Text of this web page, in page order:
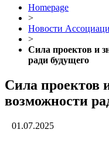
Homepage
>
Новости
>
Сила проектов и
ради будущего
Сила проектов
возможности
01.07.2025